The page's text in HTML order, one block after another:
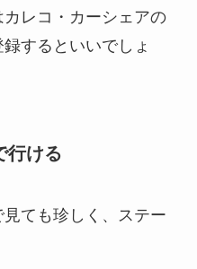
レコ・カーシェアの
するといいでしょ
行ける
ても珍しく、ステー